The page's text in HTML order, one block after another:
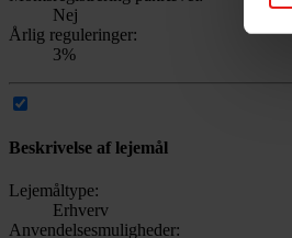
Nej
Årlig reguleringer:
3%
Beskrivelse af lejemål
Lejemåltype:
Erhverv
Anvendelsesmuligheder: